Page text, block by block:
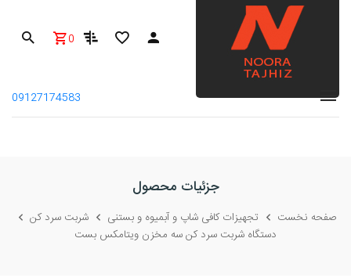
0
09127174583
جزئیات محصول
صفحه نخست تجهیزات کافی شاپ و آبمیوه و بستنی
شربت سرد کن
دستگاه شربت سرد کن سه مخزن ویتامکس بست